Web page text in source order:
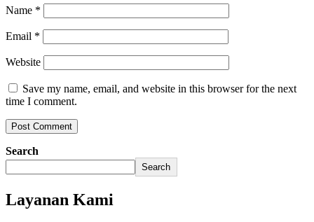
Name *
Email *
Website
Save my name, email, and website in this browser for the next
time I comment.
Search
Search
Layanan Kami